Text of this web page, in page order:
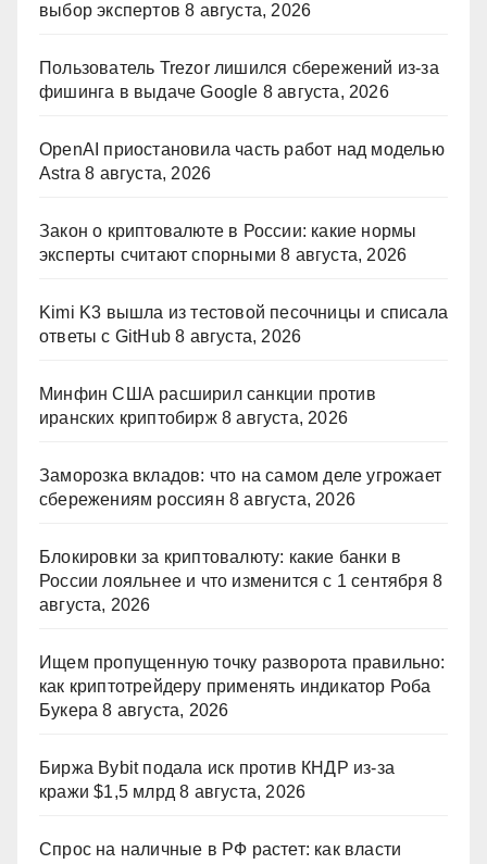
выбор экспертов 8 августа, 2026
Пользователь Trezor лишился сбережений из-за
фишинга в выдаче Google 8 августа, 2026
OpenAI приостановила часть работ над моделью
Astra 8 августа, 2026
Закон о криптовалюте в России: какие нормы
эксперты считают спорными 8 августа, 2026
Kimi K3 вышла из тестовой песочницы и списала
ответы с GitHub 8 августа, 2026
Минфин США расширил санкции против
иранских криптобирж 8 августа, 2026
Заморозка вкладов: что на самом деле угрожает
сбережениям россиян 8 августа, 2026
Блокировки за криптовалюту: какие банки в
России лояльнее и что изменится с 1 сентября 8
августа, 2026
Ищем пропущенную точку разворота правильно:
как криптотрейдеру применять индикатор Роба
Букера 8 августа, 2026
Биржа Bybit подала иск против КНДР из‑за
кражи $1,5 млрд 8 августа, 2026
Спрос на наличные в РФ растет: как власти